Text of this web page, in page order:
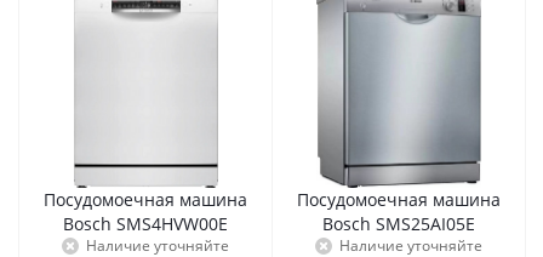
Посудомоечная машина
Bosch SMS4HVW00E
Наличие уточняйте
Посудомоечная машина
Bosch SMS25AI05E
Наличие уточняйте